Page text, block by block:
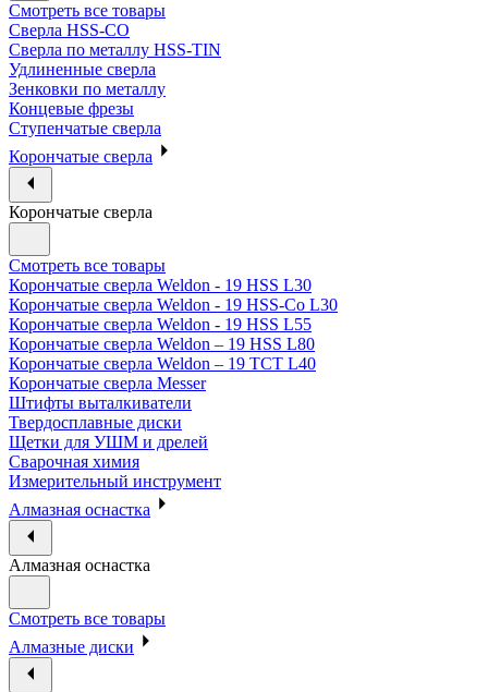
Смотреть все товары
Сверла HSS-CO
Сверла по металлу HSS-TIN
Удлиненные сверла
Зенковки по металлу
Концевые фрезы
Ступенчатые сверла
Корончатые сверла
Корончатые сверла
Смотреть все товары
Корончатые сверла Weldon - 19 HSS L30
Корончатые сверла Weldon - 19 HSS-Co L30
Корончатые сверла Weldon - 19 HSS L55
Корончатые сверла Weldon – 19 HSS L80
Корончатые сверла Weldon – 19 TCT L40
Корончатые сверла Messer
Штифты выталкиватели
Твердосплавные диски
Щетки для УШМ и дрелей
Сварочная химия
Измерительный инструмент
Алмазная оснастка
Алмазная оснастка
Смотреть все товары
Алмазные диски